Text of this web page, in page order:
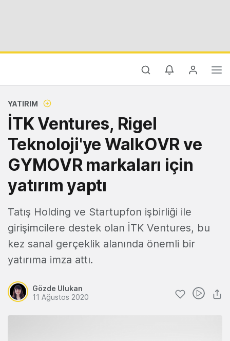
YATIRIM
İTK Ventures, Rigel
Teknoloji'ye WalkOVR ve
GYMOVR markaları için
yatırım yaptı
Tatış Holding ve Startupfon işbirliği ile
girişimcilere destek olan İTK Ventures, bu
kez sanal gerçeklik alanında önemli bir
yatırıma imza attı.
Gözde Ulukan
11 Ağustos 2020